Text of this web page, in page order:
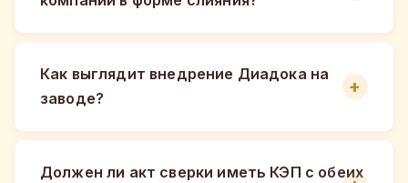
Как выглядит внедрение Диадока на
заводе?
Должен ли акт сверки иметь КЭП с обеих